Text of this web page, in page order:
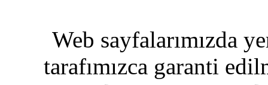
Web sayfalarımızda
tarafımızca garanti